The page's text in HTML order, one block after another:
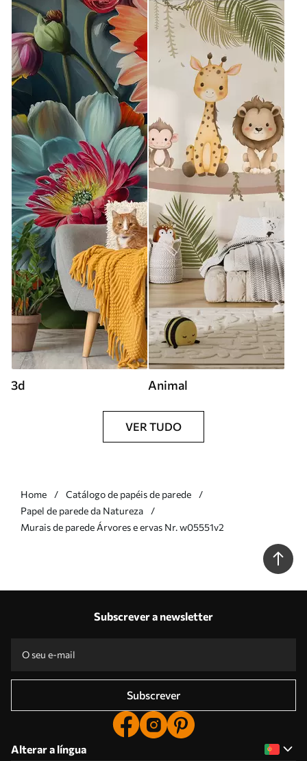
3d Animal
VER TUDO
Home
Catálogo de papéis de parede
Papel de parede da Natureza
Murais de parede Árvores e ervas Nr. w05551v2
Subscrever a newsletter
Subscrever
Alterar a língua